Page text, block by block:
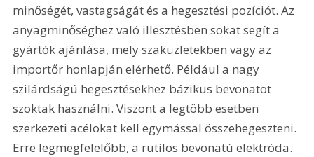
minőségét, vastagságát és a hegesztési pozíciót. Az
anyagminőséghez való illesztésben sokat segít a
gyártók ajánlása, mely szaküzletekben vagy az
importőr honlapján elérhető. Például a nagy
szilárdságú hegesztésekhez bázikus bevonatot
szoktak használni. Viszont a legtöbb esetben
szerkezeti acélokat kell egymással összehegeszteni.
Erre legmegfelelőbb, a rutilos bevonatú elektróda.